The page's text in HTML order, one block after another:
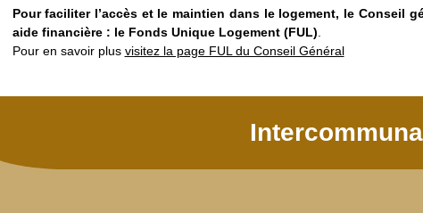
Pour faciliter l’accès et le maintien dans le logement, le Conseil
aide financière : le Fonds Unique Logement (FUL)
Pour en savoir plus visitez la page FUL du Conseil Général